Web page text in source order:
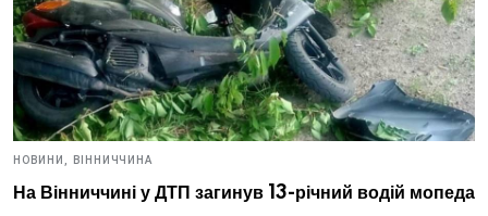
НОВИНИ, ВІННИЧЧИНА
На Вінниччині у ДТП загинув 13-річний водій мопеда